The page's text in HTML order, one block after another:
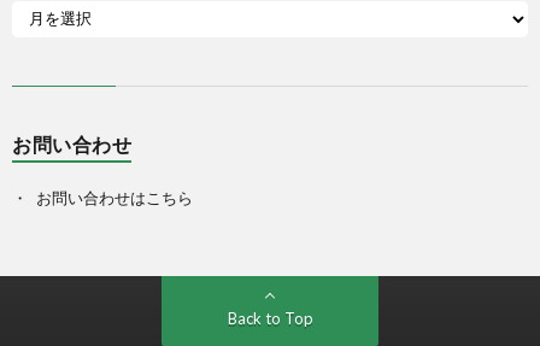
お問い合わせ
お問い合わせはこちら
Back to Top